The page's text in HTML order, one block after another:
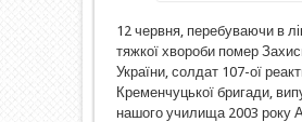
12 червня, перебуваючи в
тяжкої хвороби помер
України, солдат 107-ої
Кременчуцької бригади,
нашого училища 2003 року